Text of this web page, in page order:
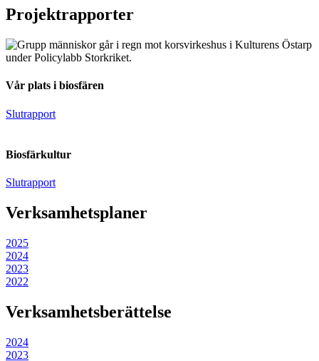
Projektrapporter
Vår plats i biosfären​
Slutrapport
Biosfärkultur
Slutrapport
Verksamhetsplaner
2025
2024
2023
2022
Verksamhetsberättelse
2024
2023